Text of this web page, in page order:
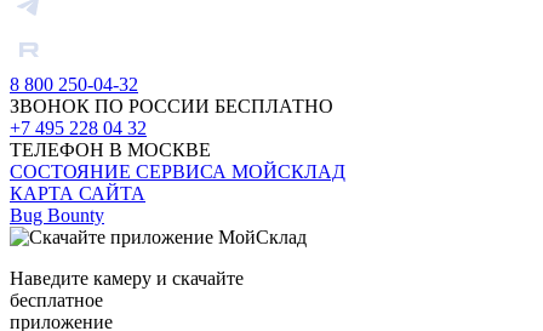
8 800 250-04-32
ЗВОНОК ПО РОССИИ БЕСПЛАТНО
+7 495 228 04 32
ТЕЛЕФОН В МОСКВЕ
СОСТОЯНИЕ СЕРВИСА МОЙСКЛАД
КАРТА САЙТА
Bug Bounty
Наведите камеру и скачайте
бесплатное
приложение